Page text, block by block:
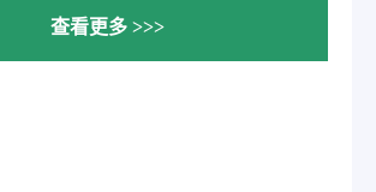
查看更多 >>>